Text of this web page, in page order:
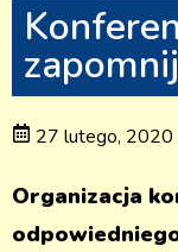
27 lutego, 2020
Organizacja